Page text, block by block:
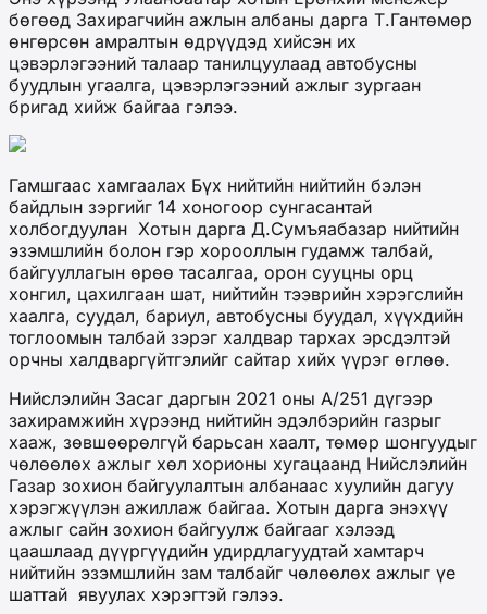
бөгөөд Захирагчийн ажлын албаны дарга Т.Гантөмөр
өнгөрсөн амралтын өдрүүдэд хийсэн их
цэвэрлэгээний талаар танилцуулаад автобусны
буудлын угаалга, цэвэрлэгээний ажлыг зургаан
бригад хийж байгаа гэлээ.
Гамшгаас хамгаалах Бүх нийтийн нийтийн бэлэн
байдлын зэргийг 14 хоногоор сунгасантай
холбогдуулан Хотын дарга Д.Сумъяабазар нийтийн
эзэмшлийн болон гэр хорооллын гудамж талбай,
байгууллагын өрөө тасалгаа, орон сууцны орц
хонгил, цахилгаан шат, нийтийн тээврийн хэрэгслийн
хаалга, суудал, бариул, автобусны буудал, хүүхдийн
тоглоомын талбай зэрэг халдвар тархах эрсдэлтэй
орчны халдваргүйтгэлийг сайтар хийх үүрэг өглөө.
Нийслэлийн Засаг даргын 2021 оны А/251 дүгээр
захирамжийн хүрээнд нийтийн эдэлбэрийн газрыг
хааж, зөвшөөрөлгүй барьсан хаалт, төмөр шонгуудыг
чөлөөлөх ажлыг хөл хорионы хугацаанд Нийслэлийн
Газар зохион байгуулалтын албанаас хуулийн дагуу
хэрэгжүүлэн ажиллаж байгаа. Хотын дарга энэхүү
ажлыг сайн зохион байгуулж байгааг хэлээд
цаашлаад дүүргүүдийн удирдлагуудтай хамтарч
нийтийн эзэмшлийн зам талбайг чөлөөлөх ажлыг үе
шаттай явуулах хэрэгтэй гэлээ.